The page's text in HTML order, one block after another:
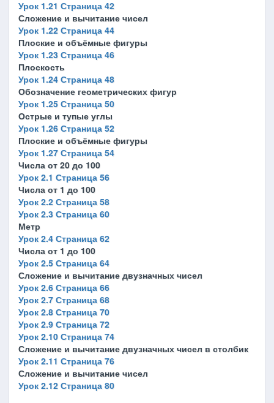
Урок 1.21 Страница 42
Сложение и вычитание чисел
Урок 1.22 Страница 44
Плоские и объёмные фигуры
Урок 1.23 Страница 46
Плоскость
Урок 1.24 Страница 48
Обозначение геометрических фигур
Урок 1.25 Страница 50
Острые и тупые углы
Урок 1.26 Страница 52
Плоские и объёмные фигуры
Урок 1.27 Страница 54
Числа от 20 до 100
Урок 2.1 Страница 56
Числа от 1 до 100
Урок 2.2 Страница 58
Урок 2.3 Страница 60
Метр
Урок 2.4 Страница 62
Числа от 1 до 100
Урок 2.5 Страница 64
Сложение и вычитание двузначных чисел
Урок 2.6 Страница 66
Урок 2.7 Страница 68
Урок 2.8 Страница 70
Урок 2.9 Страница 72
Урок 2.10 Страница 74
Сложение и вычитание двузначных чисел в столбик
Урок 2.11 Страница 76
Сложение и вычитание чисел
Урок 2.12 Страница 80